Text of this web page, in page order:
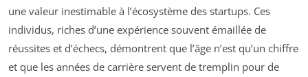
une valeur inestimable à l’écosystème des startups. Ces
individus, riches d’une expérience souvent émaillée de
réussites et d’échecs, démontrent que l’âge n’est qu’un chiffre
et que les années de carrière servent de tremplin pour de